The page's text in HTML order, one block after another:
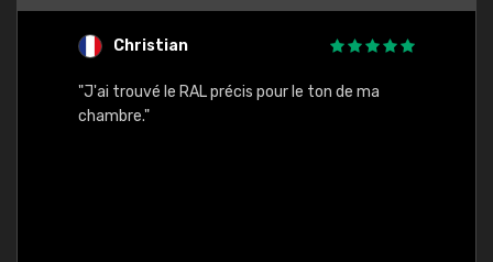
Christian
"J'ai trouvé le RAL précis pour le ton de ma
chambre."